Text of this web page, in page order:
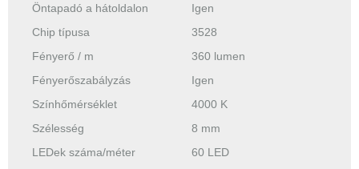
Öntapadó a hátoldalon
Igen
Chip típusa
3528
Fényerő / m
360 lumen
Fényerőszabályzás
Igen
Színhőmérséklet
4000 K
Szélesség
8 mm
LEDek száma/méter
60 LED